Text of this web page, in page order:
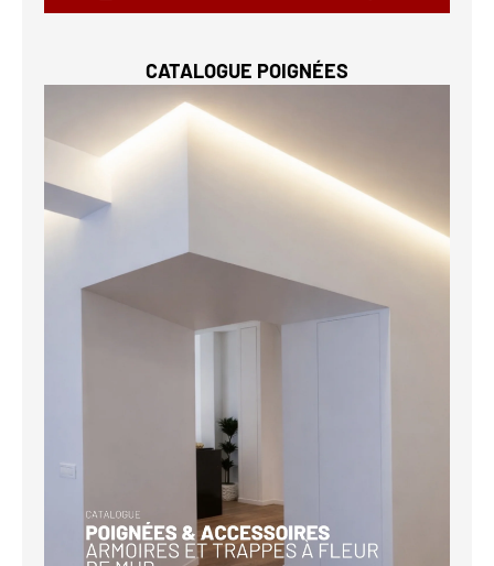
CATALOGUE POIGNÉES